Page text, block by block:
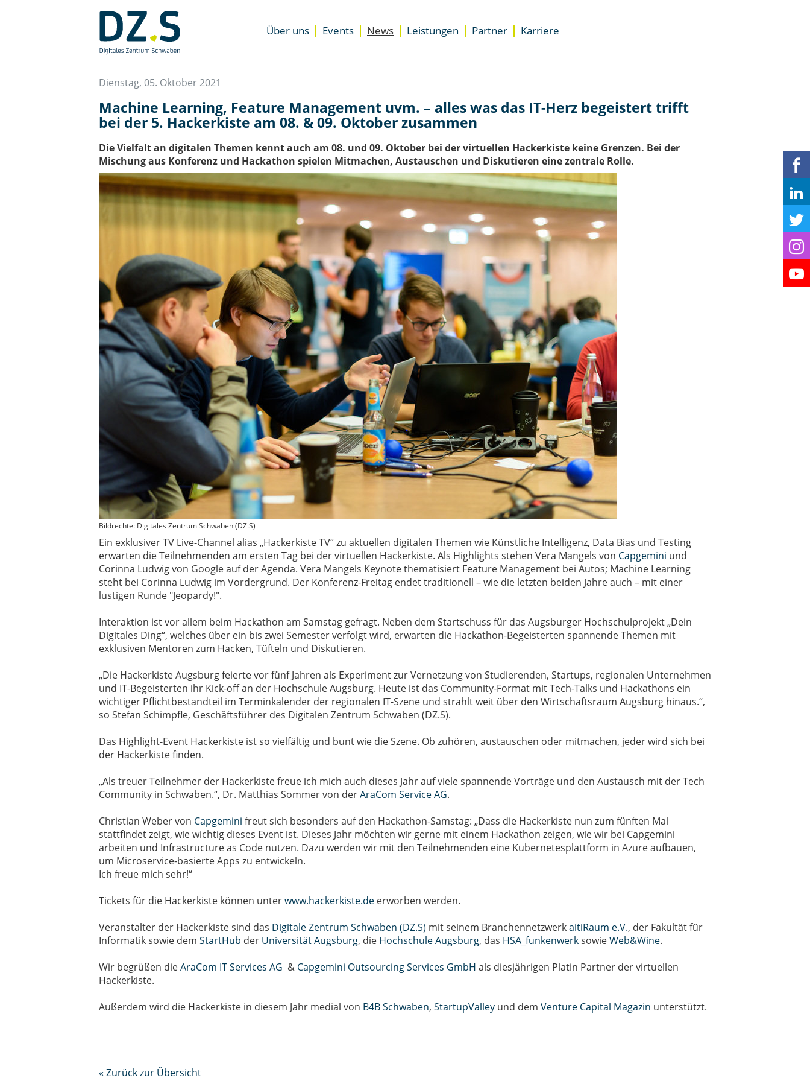
Über uns Events News Leistungen
DZ.S Coaching
EXIST-Gründungsnetzwerk
Space
Coworking Space
Meeting- & Eventräume mieten
Start-up Büroräume
Partner Karriere
Dienstag, 05. Oktober 2021
Machine Learning, Feature Management uvm. – alles was das IT-Herz begeistert trifft
bei der 5. Hackerkiste am 08. & 09. Oktober zusammen
Die Vielfalt an digitalen Themen kennt auch am 08. und 09. Oktober bei der virtuellen Hackerkiste keine Grenzen. Bei der
Mischung aus Konferenz und Hackathon spielen Mitmachen, Austauschen und Diskutieren eine zentrale Rolle.
Bildrechte: Digitales Zentrum Schwaben (DZ.S)
Ein exklusiver TV Live-Channel alias „Hackerkiste TV“ zu aktuellen digitalen Themen wie Künstliche Intelligenz, Data Bias und Testing
erwarten die Teilnehmenden am ersten Tag bei der virtuellen Hackerkiste. Als Highlights stehen Vera Mangels von Capgemini und
Corinna Ludwig von Google auf der Agenda. Vera Mangels Keynote thematisiert Feature Management bei Autos; Machine Learning
steht bei Corinna Ludwig im Vordergrund. Der Konferenz-Freitag endet traditionell – wie die letzten beiden Jahre auch – mit einer
lustigen Runde "Jeopardy!".
Interaktion ist vor allem beim Hackathon am Samstag gefragt. Neben dem Startschuss für das Augsburger Hochschulprojekt „Dein
Digitales Ding“, welches über ein bis zwei Semester verfolgt wird, erwarten die Hackathon-Begeisterten spannende Themen mit
exklusiven Mentoren zum Hacken, Tüfteln und Diskutieren.
„Die Hackerkiste Augsburg feierte vor fünf Jahren als Experiment zur Vernetzung von Studierenden, Startups, regionalen Unternehmen
und IT-Begeisterten ihr Kick-off an der Hochschule Augsburg. Heute ist das Community-Format mit Tech-Talks und Hackathons ein
wichtiger Pflichtbestandteil im Terminkalender der regionalen IT-Szene und strahlt weit über den Wirtschaftsraum Augsburg hinaus.“,
so Stefan Schimpfle, Geschäftsführer des Digitalen Zentrum Schwaben (DZ.S).
Das Highlight-Event Hackerkiste ist so vielfältig und bunt wie die Szene. Ob zuhören, austauschen oder mitmachen, jeder wird sich bei
der Hackerkiste finden.
„Als treuer Teilnehmer der Hackerkiste freue ich mich auch dieses Jahr auf viele spannende Vorträge und den Austausch mit der Tech
Community in Schwaben.“, Dr. Matthias Sommer von derAraCom Service AG.
Christian Weber von Capgemini freut sich besonders auf den Hackathon-Samstag: „Dass die Hackerkiste nun zum fünften Mal
stattfindet zeigt, wie wichtig dieses Event ist. Dieses Jahr möchten wir gerne mit einem Hackathon zeigen, wie wir bei Capgemini
arbeiten und Infrastructure as Code nutzen. Dazu werden wir mit den Teilnehmenden eine Kubernetesplattform in Azure aufbauen,
um Microservice-basierte Apps zu entwickeln.
Ich freue mich sehr!“
Tickets für die Hackerkiste können unterwww.hackerkiste.de erworben werden.
Veranstalter der Hackerkiste sind das Digitale Zentrum Schwaben (DZ.S) mit seinem BranchennetzwerkaitiRaum e.V., der Fakultät für
Informatik sowie dem StartHub der Universität Augsburg, die Hochschule Augsburg, das HSA_funkenwerksowieWeb&Wine.
Wir begrüßen dieAraCom IT Services AG & Capgemini Outsourcing Services GmbH als diesjährigen Platin Partner der virtuellen
Hackerkiste.
Außerdem wird die Hackerkiste in diesem Jahr medial von B4B Schwaben, StartupValley und dem Venture Capital Magazin unterstützt.
« Zurück zur Übersicht